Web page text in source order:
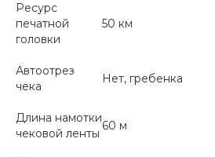
Ресурс
печатной
головки
50 км
Автоотрез
чека
Нет, гребенка
Длина намотки
чековой ленты
60 м